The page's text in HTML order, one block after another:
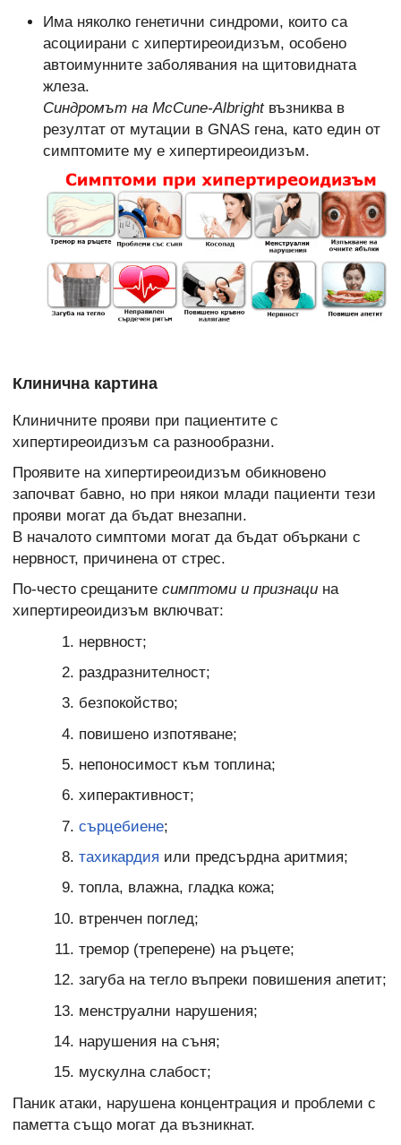
Има няколко генетични синдроми, които са
асоциирани с хипертиреоидизъм, особено
автоимунните заболявания на щитовидната
жлеза.
Синдромът на McCune-Albrightвъзниква в
резултат от мутации в GNAS гена, като един от
симптомите му е хипертиреоидизъм.
Клинична картина
Клиничните прояви при пациентите с
хипертиреоидизъм са разнообразни.
Проявите на хипертиреоидизъм обикновено
започват бавно, но при някои млади пациенти тези
прояви могат да бъдат внезапни.
В началото симптоми могат да бъдат объркани с
нервност, причинена от стрес.
По-често срещаните симптоми и признаци на
хипертиреоидизъм включват:
нервност;
раздразнителност;
безпокойство;
повишено изпотяване;
непоносимост към топлина;
хиперактивност;
сърцебиене;
тахикардия или предсърдна аритмия;
топла, влажна, гладка кожа;
втренчен поглед;
тремор (треперене) на ръцете;
загуба на тегло въпреки повишения апетит;
менструални нарушения;
нарушения на съня;
мускулна слабост;
Паник атаки, нарушена концентрация и проблеми с
паметта също могат да възникнат.